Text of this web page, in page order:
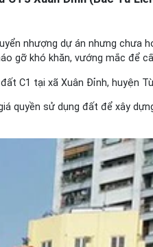
nhượng dự án nhưng chưa
gỡ khó khăn, vướng mắc để
C1 tại xã Xuân Đỉnh, huyện
quyền sử dụng đất để xây